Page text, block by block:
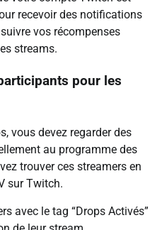
recevoir des notifications
vos récompenses
streams.
pour les
vous devez regarder des
au programme des
trouver ces streamers en
sur Twitch.
avec le tag “Drops Activés”